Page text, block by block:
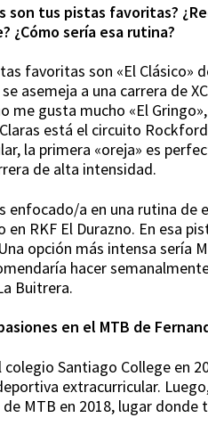
son tus pistas favoritas?
¿Cómo sería esa rutina?
favoritas son «El Clásico»
asemeja a una carrera de
me gusta mucho «El
está el circuito
la primera «oreja» es
de alta intensidad.
enfocado/a en una rutina
en RKF El Durazno. En esa
opción más intensa sería
hacer
Buitrera.
en el MTB de
colegio Santiago College en
extracurricular.
MTB en 2018, lugar donde